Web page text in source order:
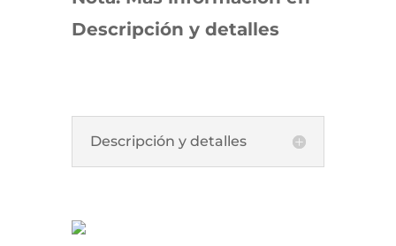
Descripción y detalles
Descripción y detalles